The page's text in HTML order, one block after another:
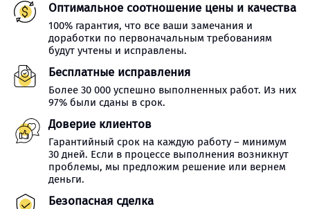
Оптимальное соотношение цены и качества
100% гарантия, что все ваши замечания и
доработки по первоначальным требованиям
будут учтены и исправлены.
Бесплатные исправления
Более 30 000 успешно выполненных работ. Из них
97% были сданы в срок.
Доверие клиентов
Гарантийный срок на каждую работу – минимум
30 дней. Если в процессе выполнения возникнут
проблемы, мы предложим решение или вернем
деньги.
Безопасная сделка